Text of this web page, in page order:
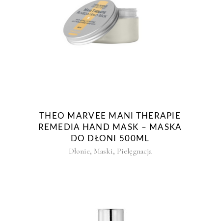
THEO MARVEE MANI THERAPIE
REMEDIA HAND MASK – MASKA
DO DŁONI 500ML
Dłonie, Maski, Pielęgnacja